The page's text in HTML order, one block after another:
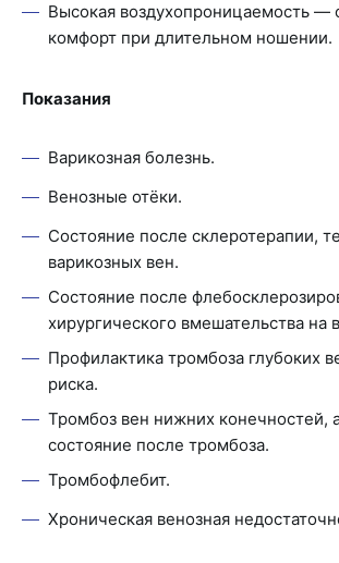
Высокая воздухопроницаемость —
комфорт при длительном ношении.
Показания
Варикозная болезнь.
Венозные отёки.
Состояние после склеротерапии,
варикозных вен.
Состояние после
хирургического вмешательства на
Профилактика тромбоза глубоких
риска.
Тромбоз вен нижних конечностей,
состояние после тромбоза.
Тромбофлебит.
Хроническая венозная